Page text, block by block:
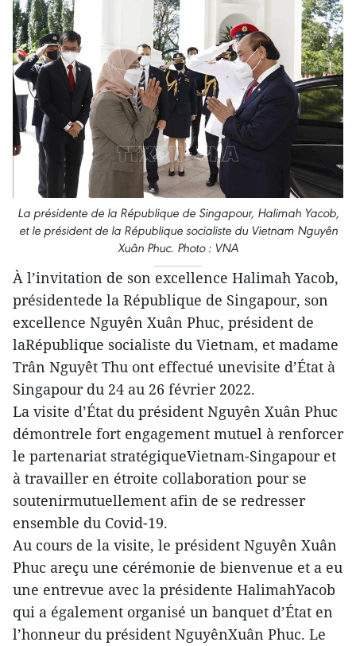
La présidente de la République de Singapour, Halimah Yacob,
et le président de la République socialiste du Vietnam Nguyên
Xuân Phuc. Photo : VNA
À l’invitation de son excellence Halimah Yacob,
présidentede la République de Singapour, son
excellence Nguyên Xuân Phuc, président de
laRépublique socialiste du Vietnam, et madame
Trân Nguyêt Thu ont effectué unevisite d’État à
Singapour du 24 au 26 février 2022.
La visite d’État du président Nguyên Xuân Phuc
démontrele fort engagement mutuel à renforcer
le partenariat stratégiqueVietnam-Singapour et
à travailler en étroite collaboration pour se
soutenirmutuellement afin de se redresser
ensemble du Covid-19.
Au cours de la visite, le président Nguyên Xuân
Phuc areçu une cérémonie de bienvenue et a eu
une entrevue avec la présidente HalimahYacob
qui a également organisé un banquet d’État en
l’honneur du président NguyênXuân Phuc. Le